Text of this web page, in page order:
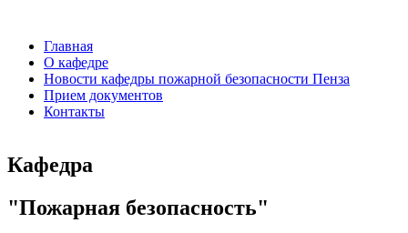
основному
содержанию
Главная
О кафедре
Новости кафедры пожарной безопасности Пенза
Прием документов
Контакты
Кафедра
"Пожарная безопасность"